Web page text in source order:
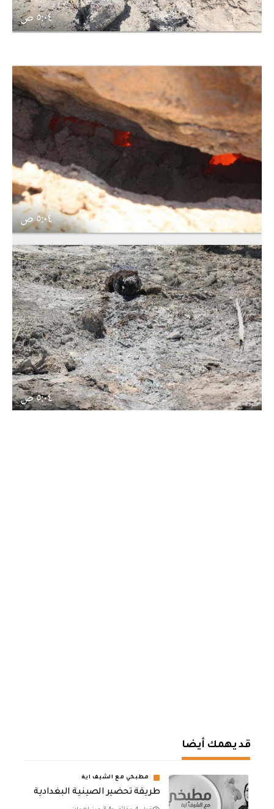
قد يهمك أيضا
مطبخي مع الشيف اية
طريقة تحضير الصينية البغدادية